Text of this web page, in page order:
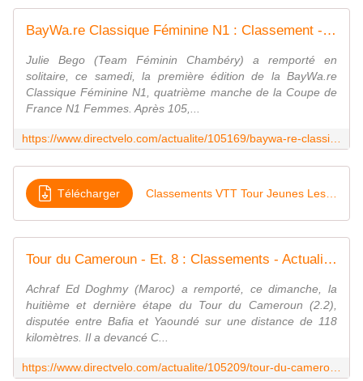
BayWa.re Classique Féminine N1 : Classement - Actualité - DirectVelo
Julie Bego (Team Féminin Chambéry) a remporté en
solitaire, ce samedi, la première édition de la BayWa.re
Classique Féminine N1, quatrième manche de la Coupe de
France N1 Femmes. Après 105,...
Télécharger
Tour du Cameroun - Et. 8 : Classements - Actualité - DirectVelo
Achraf Ed Doghmy (Maroc) a remporté, ce dimanche, la
huitième et dernière étape du Tour du Cameroun (2.2),
disputée entre Bafia et Yaoundé sur une distance de 118
kilomètres. Il a devancé C...